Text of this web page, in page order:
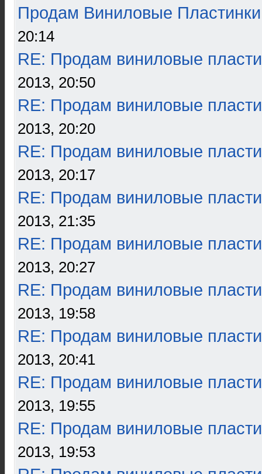
Продам Виниловые Пластинки
20:14
RE: Продам виниловые
2013, 20:50
RE: Продам виниловые
2013, 20:20
RE: Продам виниловые
2013, 20:17
RE: Продам виниловые
2013, 21:35
RE: Продам виниловые
2013, 20:27
RE: Продам виниловые
2013, 19:58
RE: Продам виниловые
2013, 20:41
RE: Продам виниловые
2013, 19:55
RE: Продам виниловые
2013, 19:53